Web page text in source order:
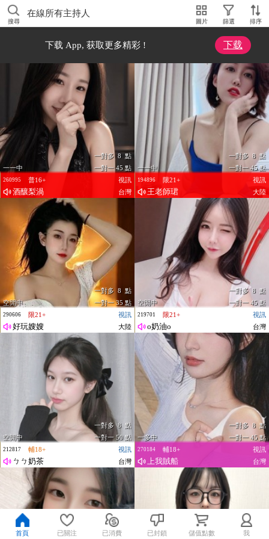
搜尋
在線所有主持人
圖片 篩選 排序
下载 App, 获取更多精彩 ! 下载
一一中
一對多 8 點
一對一 45 點
普16+
視訊
260995
酒釀梨渦 台灣
一一中
一對多 8 點
一對一 45 點
限21+
視訊
194896
王老師珺 大陸
空閒中
一對多 8 點
一對一 35 點
限21+
視訊
290606
好玩嫂嫂 大陸
空閒中
一對多 8 點
一對一 45 點
限21+
視訊
219701
o奶油o 台灣
空閒中
一對多 8 點
一對一 50 點
輔18+
視訊
212817
ㄅㄅ奶茶 台灣
一多中
一對多 8 點
一對一 45 點
輔18+
視訊
270184
上我賊船 台灣
首頁 已關注 已消費 已封鎖 儲值點數 我